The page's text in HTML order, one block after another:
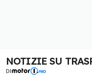
NOTIZIE SU
DI